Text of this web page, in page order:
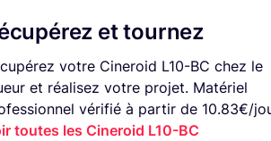
et tournez
votre Cineroid L10-BC chez le
et réalisez votre projet. Matériel
vérifié à partir de 10.83€/
toutes les Cineroid L10-BC